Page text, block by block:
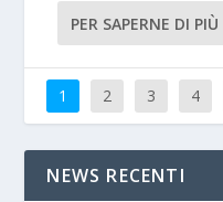
PER SAPERNE DI PIÙ
1 2 3 4
NEWS RECENTI